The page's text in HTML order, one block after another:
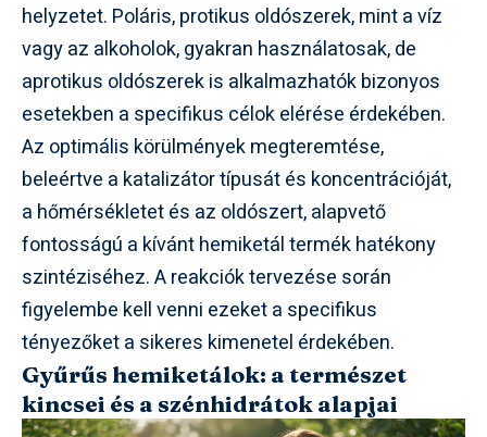
helyzetet. Poláris, protikus oldószerek, mint a víz
vagy az alkoholok, gyakran használatosak, de
aprotikus oldószerek is alkalmazhatók bizonyos
esetekben a specifikus célok elérése érdekében.
Az optimális körülmények megteremtése,
beleértve a katalizátor típusát és koncentrációját,
a hőmérsékletet és az oldószert, alapvető
fontosságú a kívánt hemiketál termék hatékony
szintéziséhez. A reakciók tervezése során
figyelembe kell venni ezeket a specifikus
tényezőket a sikeres kimenetel érdekében.
Gyűrűs hemiketálok: a természet
kincsei és a szénhidrátok alapjai